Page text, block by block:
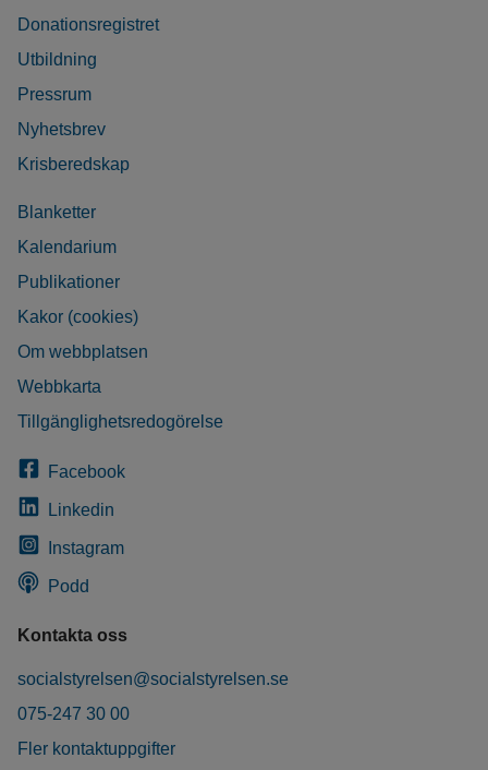
Donationsregistret
Utbildning
Pressrum
Nyhetsbrev
Krisberedskap
Blanketter
Kalendarium
Publikationer
Kakor (cookies)
Om webbplatsen
Webbkarta
Tillgänglighetsredogörelse
Facebook
Linkedin
Instagram
Podd
Kontakta oss
socialstyrelsen@socialstyrelsen.se
075-247 30 00
Fler kontaktuppgifter